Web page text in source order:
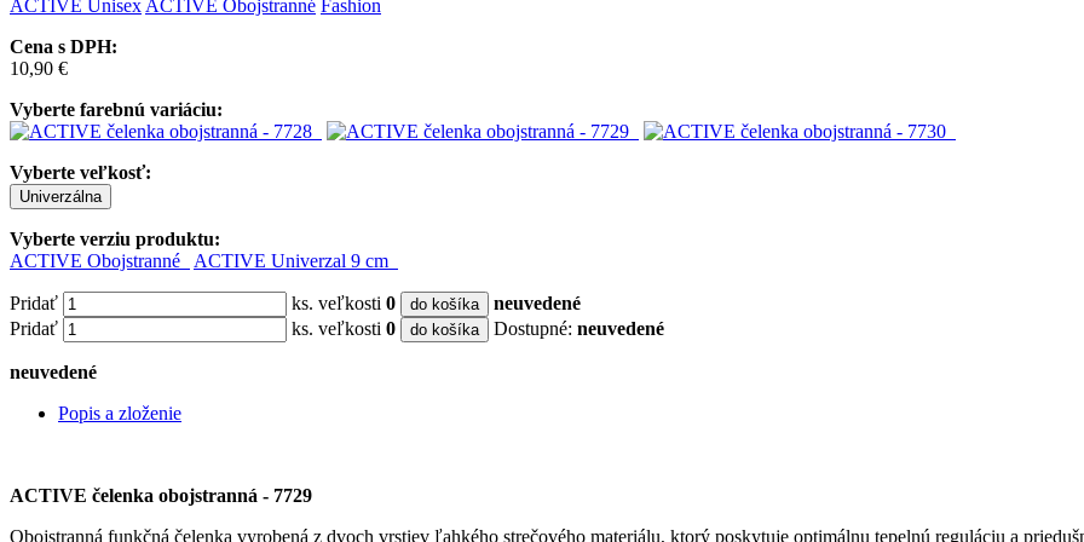
ACTIVE Unisex ACTIVE Obojstranné Fashion
Cena s DPH:
10,90 €
Vyberte farebnú variáciu:
Vyberte veľkosť:
Univerzálna
Vyberte verziu produktu:
ACTIVE Obojstranné
ACTIVE Univerzal 9 cm
Pridať ks. veľkosti 0 do košíka
neuvedené
Pridať
ks. veľkosti 0 do košíka Dostupné: neuvedené
neuvedené
Popis a zloženie
ACTIVE čelenka obojstranná - 7729
Obojstranná funkčná čelenka vyrobená z dvoch vrstiev ľahkého strečového materiálu, ktorý poskytuje optimálnu tepelnú reguláciu a